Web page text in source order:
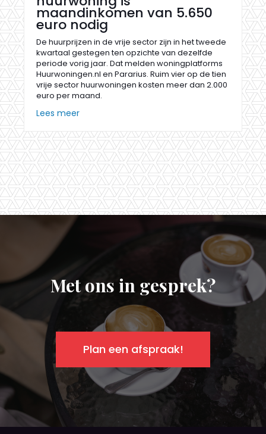
maandinkomen van 5.650
euro nodig
De huurprijzen in de vrije sector zijn in het tweede
kwartaal gestegen ten opzichte van dezelfde
periode vorig jaar. Dat melden woningplatforms
Huurwoningen.nl en Pararius. Ruim vier op de tien
vrije sector huurwoningen kosten meer dan 2.000
euro per maand.
Lees meer
Met ons in gesprek?
Plan een afspraak!